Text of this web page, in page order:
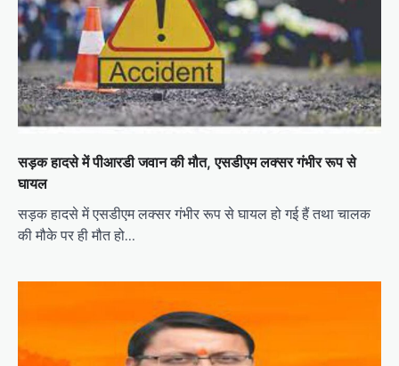
सड़क हादसे में पीआरडी जवान की मौत, एसडीएम लक्सर गंभीर रूप से
घायल
सड़क हादसे में एसडीएम लक्सर गंभीर रूप से घायल हो गई हैं तथा चालक
की मौके पर ही मौत हो…